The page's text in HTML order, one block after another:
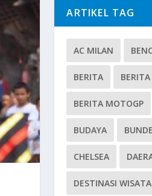
ARTIKEL TAG
AC MILAN
BERITA
BERITA MOTOGP
BUDAYA
CHELSEA
DESTINASI WISATA